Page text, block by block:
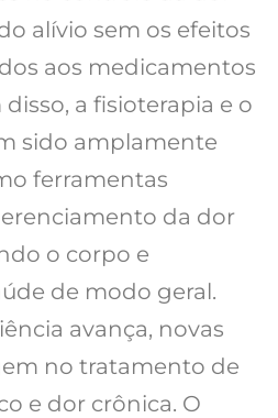
alívio sem os efeitos
aos medicamentos
a fisioterapia e o
sido amplamente
ferramentas
da dor
o corpo e
de modo geral.
avança, novas
no tratamento de
e dor crônica. O